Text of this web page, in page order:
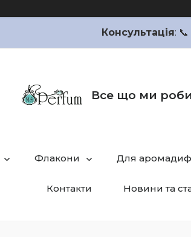
Консультація: 📞
Все що ми
Флакони Для
Контакти Новини та